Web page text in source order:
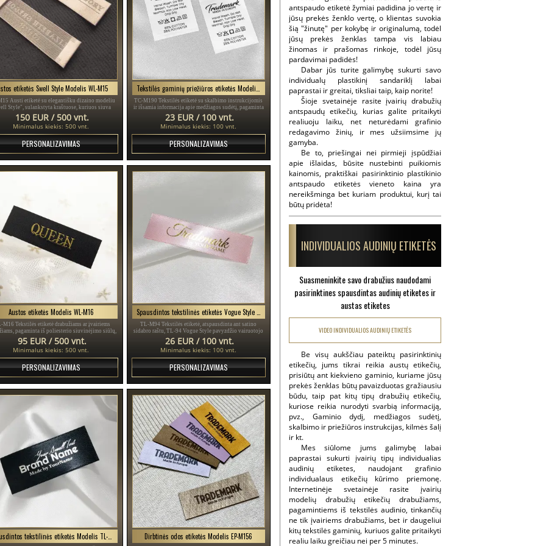
etiketės Swell Style Modelis WL-M15
Austi etiketė su elegantišku dizaino modeliu
Style", sulankstyta kraštuose, kuriuos siuva
gaminys, pritaikytas skirtingoms spalvoms.
150 EUR / 500 vnt.
Minimalus kiekis: 500 vnt.
PERSONALIZAVIMAS
TC-M190 Tekstilės etiketė su skalbimo instrukcijomis
ir išsamia informacija apie medžiagos sudėtį, pagaminta
iš smulkaus balto satino, suasmeninta prekės ženklu ir
kita informacija.
23 EUR / 100 vnt.
Minimalus kiekis: 100 vnt.
PERSONALIZAVIMAS
Austos etiketės Modelis WL-M16
M16 Tekstilės etiketė drabužiams ar įvairiems
pagaminta iš poliesterio siuvinėjimo siūlų,
pagal kliento dizainą skirtingomis spalvomis.
95 EUR / 500 vnt.
Minimalus kiekis: 500 vnt.
PERSONALIZAVIMAS
TL-M94 Tekstilės etiketė, atspausdinta ant satino
sidabro raštu, TL-94 Vogue Style pavyzdžio vairuotojo
pažymėjimai, skirta drabužiams, įvairiems drabužiams ir
aksesuarams.
26 EUR / 100 vnt.
Minimalus kiekis: 100 vnt.
PERSONALIZAVIMAS
Spausdintos tekstilinės etiketės Modelis TL-M52 Dirbtinės odos etiketės Modelis EP-M156
antspaudo etiketė žymiai padidina jo vertę ir
jūsų prekės ženklo vertę, o klientas suvokia
šią "žinutę" per kokybę ir originalumą, todėl
jūsų prekės ženklas tampa vis labiau
žinomas ir prašomas rinkoje, todėl jūsų
pardavimai padidės!
Dabar jūs turite galimybę sukurti savo
individualų plastikinį sandariklį labai
paprastai ir greitai, tiksliai taip, kaip norite!
Šioje svetainėje rasite įvairių drabužių
antspaudų etikečių, kurias galite pritaikyti
realiuoju laiku, net neturėdami grafinio
redagavimo žinių, ir mes užsiimsime jų
gamyba.
Be to, priešingai nei pirmieji įspūdžiai
apie išlaidas, būsite nustebinti puikiomis
kainomis, praktiškai pasirinktinio plastikinio
antspaudo etiketės vieneto kaina yra
nereikšminga bet kuriam produktui, kurį tai
būtų pridėta!
INDIVIDUALIOS AUDINIŲ ETIKETĖS
Suasmeninkite savo drabužius naudodami
pasirinktines spausdintas audinių etiketes ir
austas etiketes
VIDEO INDIVIDUALIOS AUDINIŲ ETIKETĖS
Be visų aukščiau pateiktų pasirinktinių
etikečių, jums tikrai reikia austų etikečių,
prisiūtų ant kiekvieno gaminio, kuriame jūsų
prekės ženklas būtų pavaizduotas gražiausiu
būdu, taip pat kitų tipų drabužių etikečių,
kuriose reikia nurodyti svarbią informaciją,
pvz., Gaminio dydį, medžiagos sudėtį,
skalbimo ir priežiūros instrukcijas, kilmės šalį
ir kt.
Mes siūlome jums galimybę labai
paprastai sukurti įvairių tipų individualias
audinių etiketes, naudojant grafinio
individualaus etikečių kūrimo priemonę.
Internetinėje svetainėje rasite įvairių
modelių drabužių etikečių drabužiams,
pagamintiems iš tekstilės audinio, tinkančių
ne tik įvairiems drabužiams, bet ir daugeliui
kitų tekstilės gaminių, kuriuos galite pritaikyti
realiu laiku greičiau nei per 5 minutes.